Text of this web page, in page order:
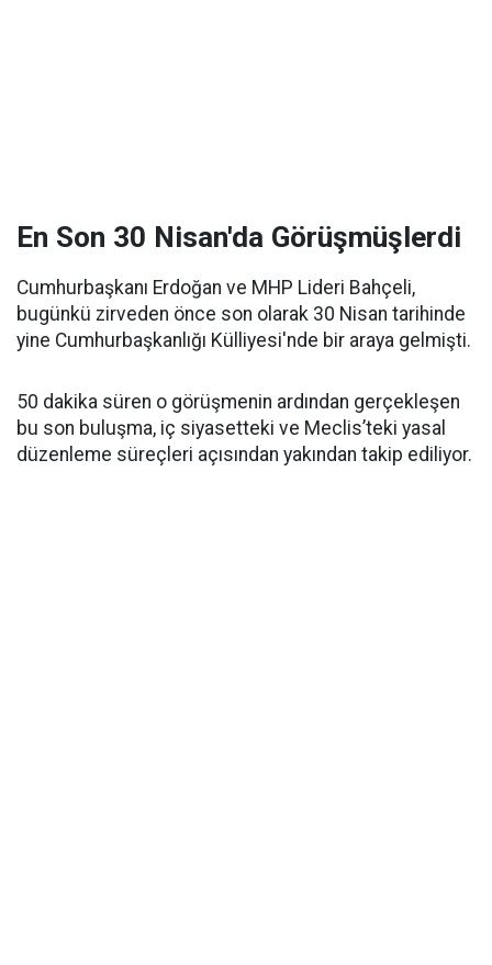
En Son 30 Nisan'da Görüşmüşlerdi
Cumhurbaşkanı Erdoğan ve MHP Lideri Bahçeli,
bugünkü zirveden önce son olarak 30 Nisan tarihinde
yine Cumhurbaşkanlığı Külliyesi'nde bir araya gelmişti.
50 dakika süren o görüşmenin ardından gerçekleşen
bu son buluşma, iç siyasetteki ve Meclis’teki yasal
düzenleme süreçleri açısından yakından takip ediliyor.